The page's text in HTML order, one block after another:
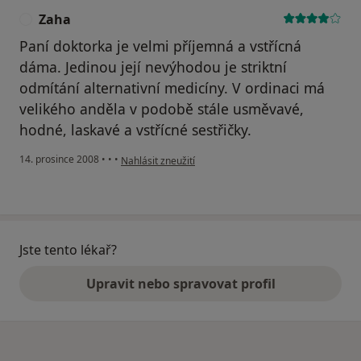
Zaha
Paní doktorka je velmi příjemná a vstřícná
dáma. Jedinou její nevýhodou je striktní
odmítání alternativní medicíny. V ordinaci má
velikého anděla v podobě stále usměvavé,
hodné, laskavé a vstřícné sestřičky.
14. prosince 2008 • • • podle názoru uživatele Zaha
Nahlásit zneužití
Jste tento lékař?
Upravit nebo spravovat profil